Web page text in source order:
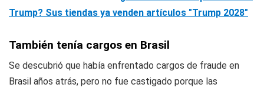
Trump? Sus tiendas ya venden artículos "Trump 2028"
También tenía cargos en Brasil
Se descubrió que había enfrentado cargos de fraude en
Brasil años atrás, pero no fue castigado porque las